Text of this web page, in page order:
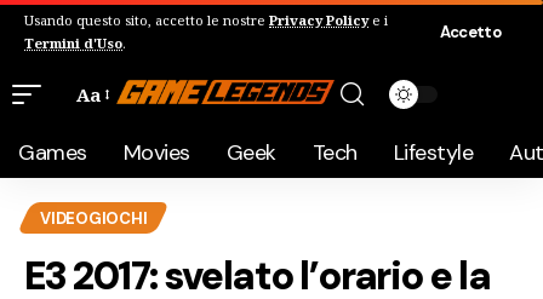
Usando questo sito, accetto le nostre Privacy Policye i
Termini d'Uso.
Accetto
Aa
Games Movies Geek Tech Lifestyle
VIDEOGIOCHI
E3 2017: svelato l’orario e la